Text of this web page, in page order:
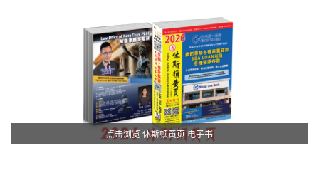
点击浏览 休斯顿黄页 电子书